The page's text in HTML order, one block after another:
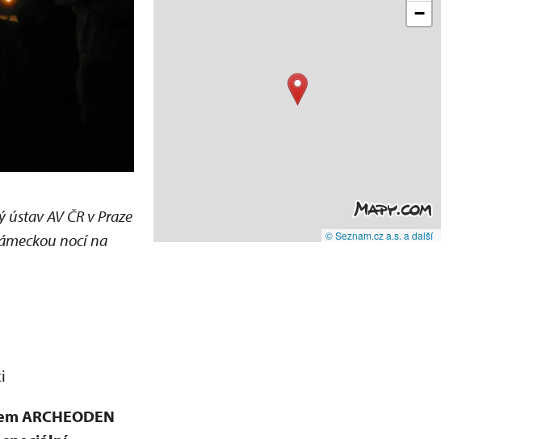
AV ČR v Praze
nocí na
ARCHEODEN
−
© Seznam.cz a.s. a další